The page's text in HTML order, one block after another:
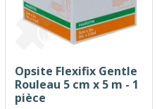
Opsite Flexifix Gentle
Rouleau 5 cm x 5 m - 1
pièce